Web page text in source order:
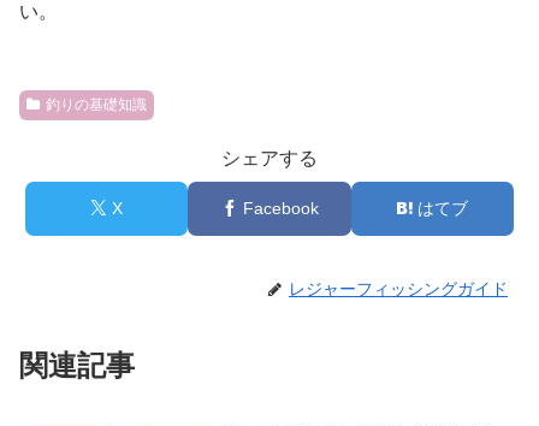
い。
釣りの基礎知識
シェアする
X Facebook はてブ
レジャーフィッシングガイド
関連記事